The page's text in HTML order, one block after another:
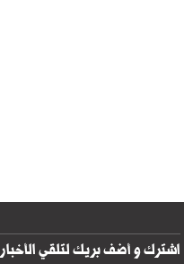
اشترك و أضف بريك لتلقي الأخبار